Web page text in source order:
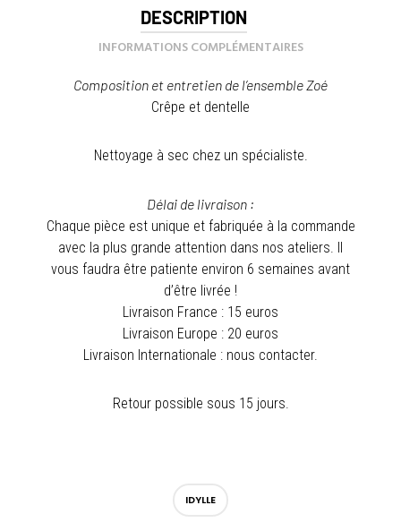
DESCRIPTION
INFORMATIONS COMPLÉMENTAIRES
Composition et entretien de l’ensemble Zoé
Crêpe et dentelle
Nettoyage à sec chez un spécialiste.
Délai de livraison :
Chaque pièce est unique et fabriquée à la commande
avec la plus grande attention dans nos ateliers. Il
vous faudra être patiente environ 6 semaines avant
d’être livrée !
Livraison France : 15 euros
Livraison Europe : 20 euros
Livraison Internationale : nous contacter.
Retour possible sous 15 jours.
IDYLLE